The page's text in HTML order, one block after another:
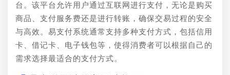
台。该平台允许用户通过互联网进行支付，无论是购买
商品、支付服务费还是进行转账，确保交易过程的安全
与高效。易支付系统通常支持多种支付方式，包括信用
卡、借记卡、电子钱包等，使得消费者可以根据自己的
需求选择最适合的支付方式。